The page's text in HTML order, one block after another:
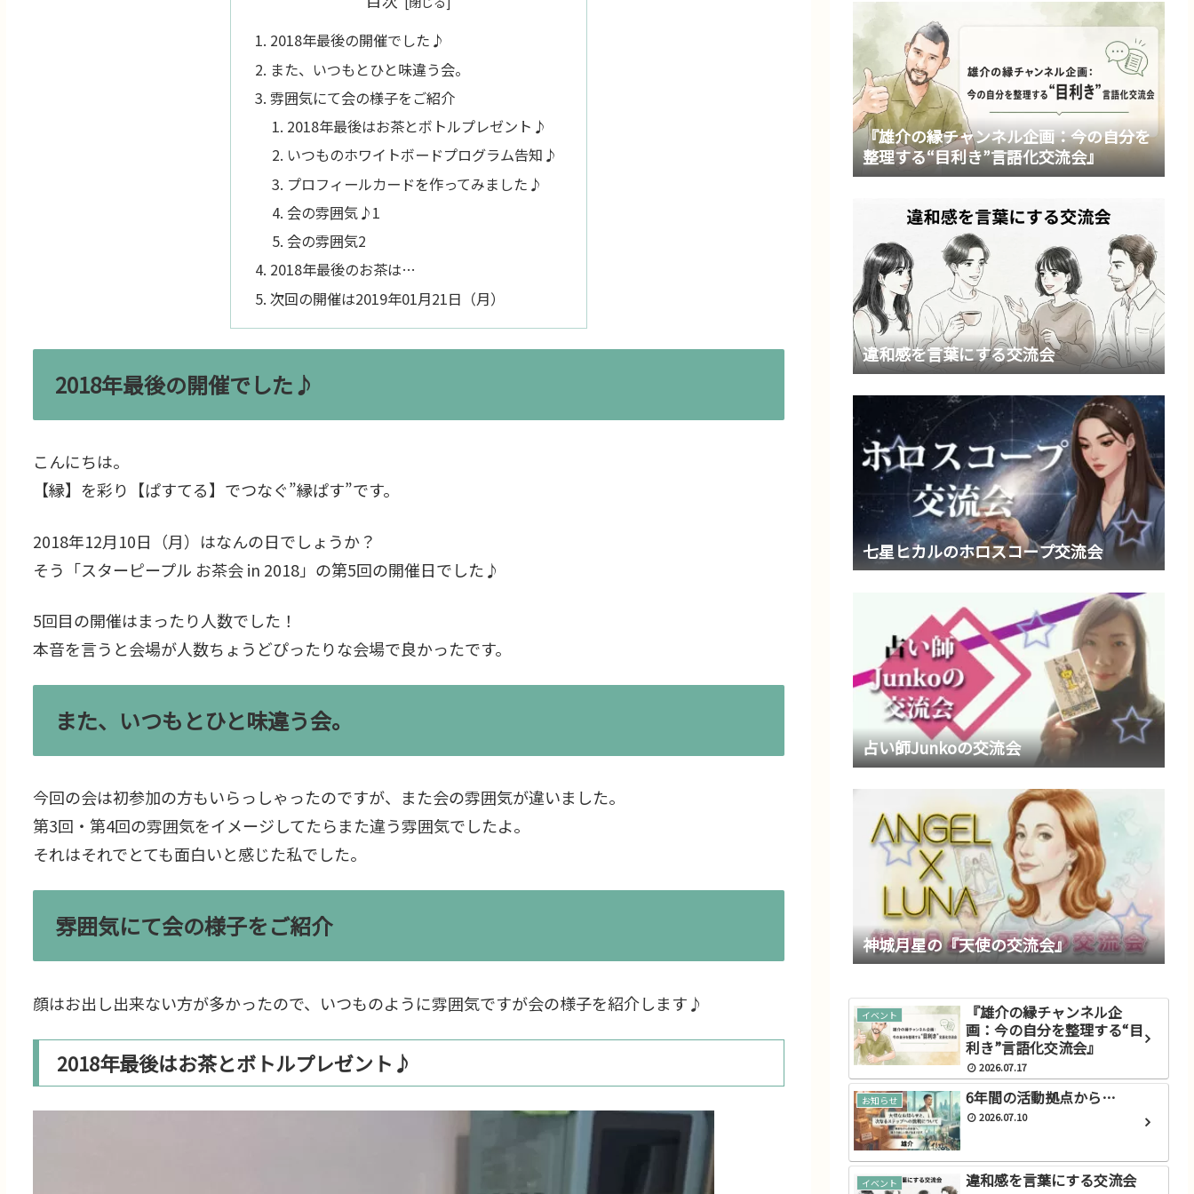
2018年最後の開催でした♪
また、いつもとひと味違う会。
雰囲気にて会の様子をご紹介
2018年最後はお茶とボトルプレゼント♪
いつものホワイトボードプログラム告知♪
プロフィールカードを作ってみました♪
会の雰囲気♪1
会の雰囲気2
2018年最後のお茶は…
次回の開催は2019年01月21日（月）
2018年最後の開催でした♪
こんにちは。
【縁】を彩り【ぱすてる】でつなぐ”縁ぱす”です。
2018年12月10日（月）はなんの日でしょうか？
そう「スターピープル お茶会 in 2018」の第5回の開催日でした♪
5回目の開催はまったり人数でした！
本音を言うと会場が人数ちょうどぴったりな会場で良かったです。
また、いつもとひと味違う会。
今回の会は初参加の方もいらっしゃったのですが、また会の雰囲気が違いました。
第3回・第4回の雰囲気をイメージしてたらまた違う雰囲気でしたよ。
それはそれでとても面白いと感じた私でした。
雰囲気にて会の様子をご紹介
顔はお出し出来ない方が多かったので、いつものように雰囲気ですが会の様子を紹介します♪
2018年最後はお茶とボトルプレゼント♪
『雄介の縁チャンネル企画：今の自分を
整理する“目利き”言語化交流会』
違和感を言葉にする交流会
七星ヒカルのホロスコープ交流会
占い師Junkoの交流会
神城月星の『天使の交流会』
イベント
『雄介の縁チャンネル企
画：今の自分を整理する“目
利き”言語化交流会』
2026.07.17
お知らせ 6年間の活動拠点から…
2026.07.10
イベント 違和感を言葉にする交流会